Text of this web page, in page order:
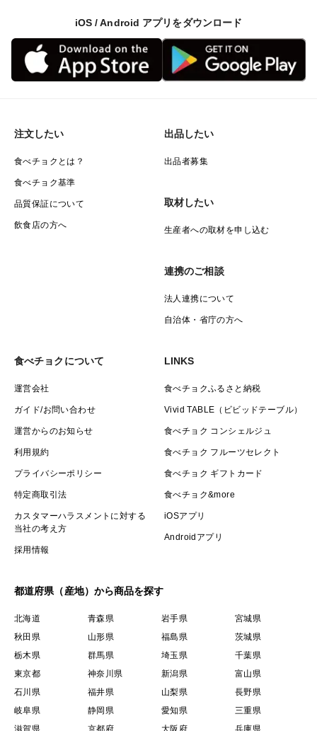
iOS / Android アプリをダウンロード
注文したい
食べチョクとは？
食べチョク基準
品質保証について
飲食店の方へ
出品したい
出品者募集
取材したい
生産者への取材を申し込む
連携のご相談
法人連携について
自治体・省庁の方へ
食べチョクについて
運営会社
ガイド/お問い合わせ
運営からのお知らせ
利用規約
プライバシーポリシー
特定商取引法
カスタマーハラスメントに対する
当社の考え方
採用情報
LINKS
食べチョクふるさと納税
Vivid TABLE（ビビッドテーブル）
食べチョク コンシェルジュ
食べチョク フルーツセレクト
食べチョク ギフトカード
食べチョク&more
iOSアプリ
Androidアプリ
都道府県（産地）から商品を探す
北海道 青森県 岩手県
宮城県
秋田県
山形県 福島県
茨城県
栃木県
群馬県 埼玉県
千葉県
東京都
神奈川県 新潟県
富山県
石川県
福井県 山梨県
長野県
岐阜県
静岡県 愛知県
三重県